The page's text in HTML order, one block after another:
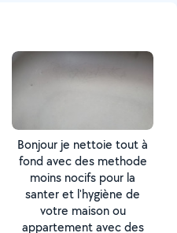
Bonjour je nettoie tout à
fond avec des methode
moins nocifs pour la
santer et l'hygiène de
votre maison ou
appartement avec des